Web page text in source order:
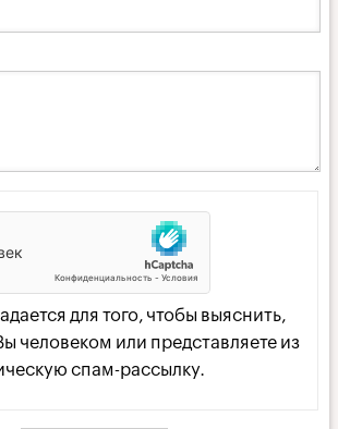
для того, чтобы выяснить,
человеком или представляете из
спам-рассылку.